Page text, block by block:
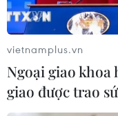
vietnamplus.vn
Ngoại giao khoa
giao được trao